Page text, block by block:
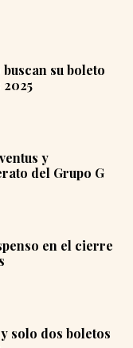
su boleto
y
del Grupo G
en el cierre
solo dos boletos